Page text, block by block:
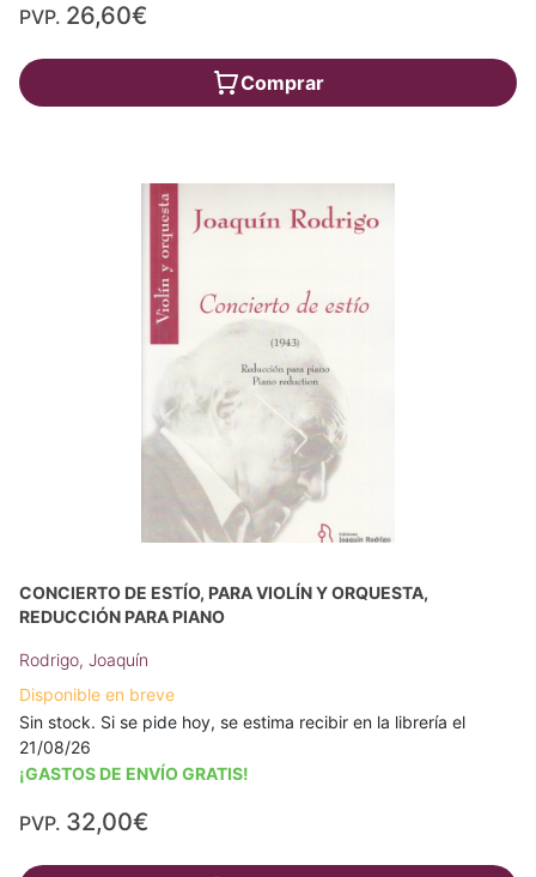
PVP. 26,60€
Comprar
CONCIERTO DE ESTÍO, PARA VIOLÍN Y ORQUESTA,
REDUCCIÓN PARA PIANO
Rodrigo, Joaquín
Disponible en breve
Sin stock. Si se pide hoy, se estima recibir en la librería el
21/08/26
¡GASTOS DE ENVÍO GRATIS!
PVP. 32,00€